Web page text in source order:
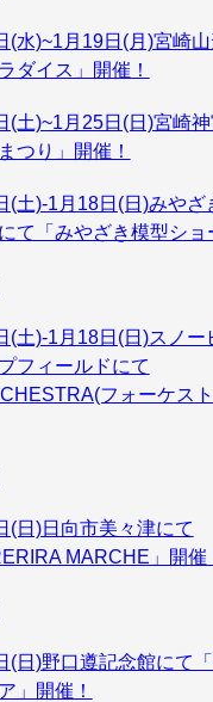
(水)~1月19日(月)宮崎
ダイス」開催！
(土)~1月25日(日)宮崎
つり」開催！
(土)-1月18日(日)みやざ
て「みやざき模型ショ
(土)‐1月18日(日)スノー
フィールドにて
フォーケス
(日)日向市美々津にて
MARCHE」開催
(日)野口遵記念館にて
」開催！